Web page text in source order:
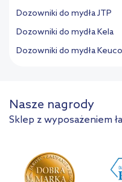
Dozowniki do mydła JTP
Dozowniki do mydła Kela
Dozowniki do mydła Keuco
Nasze nagrody
Sklep z wyposażeniem